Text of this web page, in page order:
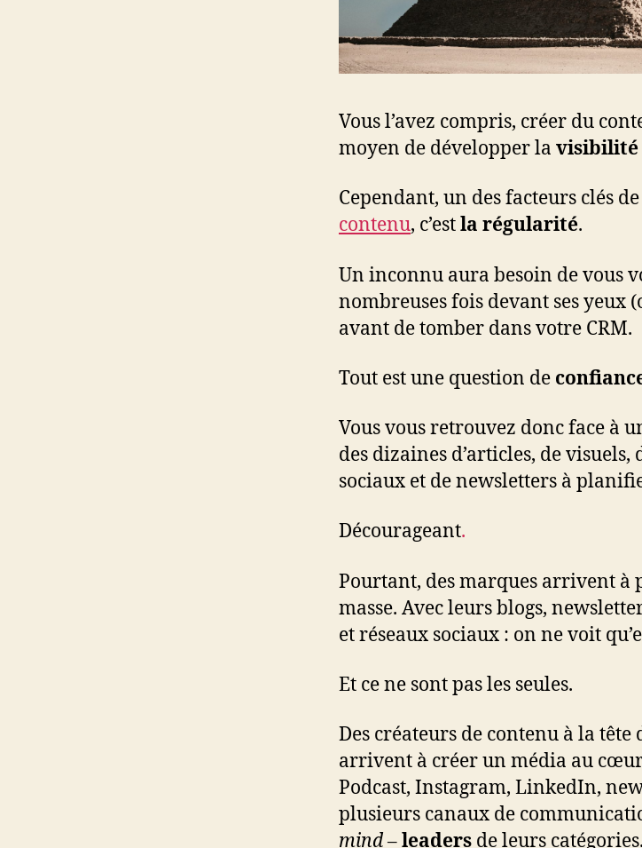
Vous l’avez compris, créer du
moyen de développer la visibilité
Cependant, un des facteurs clés de
contenu, c’estla régularité.
Un inconnu aura besoin de vous
nombreuses fois devant ses yeux
avant de tomber dans votre CRM.
Tout est une question de
Vous vous retrouvez donc face à
des dizaines d’articles, de visuels,
sociaux et de newsletters à
Décourageant.
Pourtant, des marques arrivent à
masse. Avec leurs blogs,
et réseaux sociaux : on ne voit
Et ce ne sont pas les seules.
Des créateurs de contenu à la tête
arrivent à créer un média au
Podcast, Instagram, LinkedIn,
plusieurs canaux de
mind–leaders de leurs catégories.